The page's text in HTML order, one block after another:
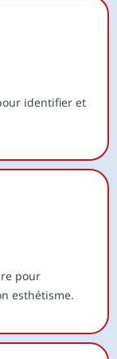
identifier et
pour
esthétisme.